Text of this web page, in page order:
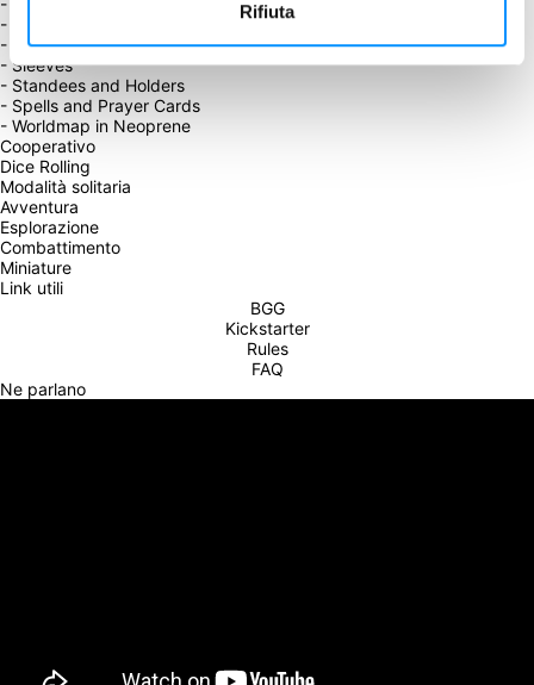
Rifiuta
- League of Dungeoneers Dice Tray
- Metal Coins
- Scenario Sheet Pad
- Sleeves
- Standees and Holders
- Spells and Prayer Cards
- Worldmap in Neoprene
Cooperativo
Dice Rolling
Modalità solitaria
Avventura
Esplorazione
Combattimento
Miniature
Link utili
BGG
Kickstarter
Rules
FAQ
Ne parlano